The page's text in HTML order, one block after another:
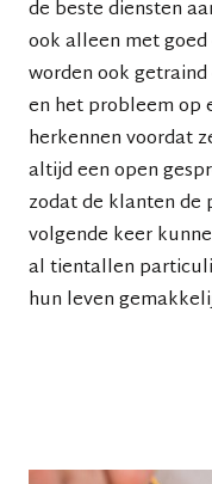
de beste diensten
ook alleen met
worden ook
en het probleem op
herkennen voordat
altijd een open
zodat de klanten de
volgende keer
al tientallen
hun leven